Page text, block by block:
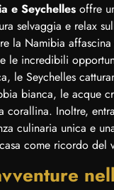
e Seychelles offre
selvaggia e relax
la Namibia
le incredibili
le Seychelles
bianca, le acque
corallina. Inoltre,
culinaria unica e
come ricordo del